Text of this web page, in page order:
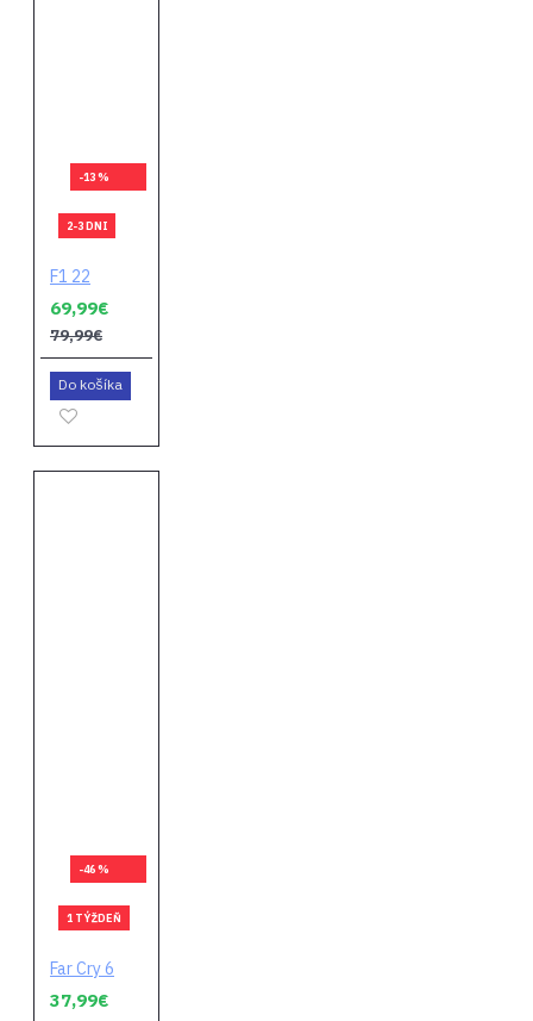
-13 %
2-3 DNI
F1 22
69,99€
79,99€
Do košíka
-46 %
1 TÝŽDEŇ
Far Cry 6
37,99€